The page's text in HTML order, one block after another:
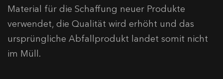
Material für die Schaffung neuer Produkte
verwendet, die Qualität wird erhöht und das
ursprüngliche Abfallprodukt landet somit nicht
im Müll.